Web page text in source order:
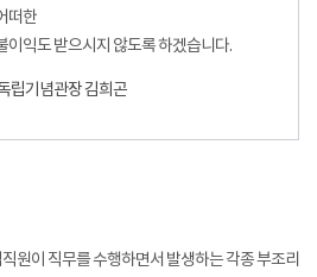
떠한
이익도 받으시지 않도록 하겠습니다.
립기념관장 김희곤
원이 직무를 수행하면서 발생하는 각종 부조리